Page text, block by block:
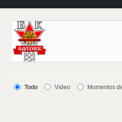
Todo Video
Momentos